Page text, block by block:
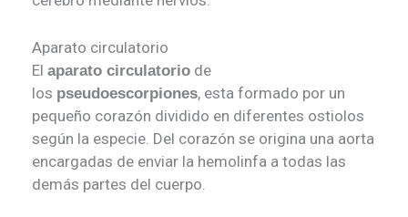
Aparato circulatorio
El aparato circulatorio de
los pseudoescorpiones, esta formado por un
pequeño corazón dividido en diferentes ostiolos
según la especie. Del corazón se origina una aorta
encargadas de enviar la hemolinfa a todas las
demás partes del cuerpo.